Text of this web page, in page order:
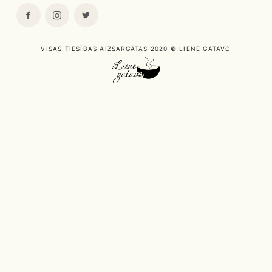
VISAS TIESĪBAS AIZSARGĀTAS 2020 © LIENE GATAVO